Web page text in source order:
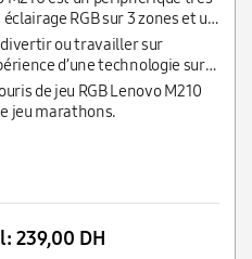
RGB sur 3 zones et un
divertir ou travailler sur
d’une technologie sur
de jeu RGB Lenovo M210
jeu marathons.
239,00 DH